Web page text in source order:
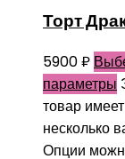
Торт
5900₽
параметры
товар имеет
несколько
Опции